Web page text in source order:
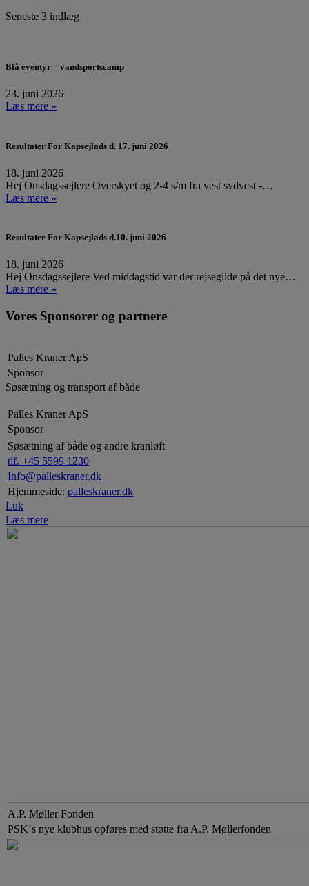
Seneste 3 indlæg
Blå eventyr – vandsportscamp
23. juni 2026
Læs mere »
Resultater For Kapsejlads d. 17. juni 2026
18. juni 2026
Hej Onsdagssejlere Overskyet og 2-4 s/m fra vest sydvest -…
Læs mere »
Resultater For Kapsejlads d.10. juni 2026
18. juni 2026
Hej Onsdagssejlere Ved middagstid var der rejsegilde på det nye…
Læs mere »
Vores Sponsorer og partnere
Palles Kraner ApS
Sponsor
Søsætning og transport af både
Palles Kraner ApS
Sponsor
Søsætning af både og andre kranløft
tlf. +45 5599 1230
Info@palleskraner.dk
Hjemmeside: palleskraner.dk
Luk
Læs mere
A.P. Møller Fonden
PSK´s nye klubhus opføres med støtte fra A.P. Møllerfonden